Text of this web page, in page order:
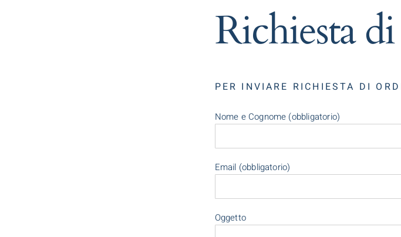
Richiesta
PER INVIARE RICHIESTA DI
Nome e Cognome (obbligatorio)
Email (obbligatorio)
Oggetto